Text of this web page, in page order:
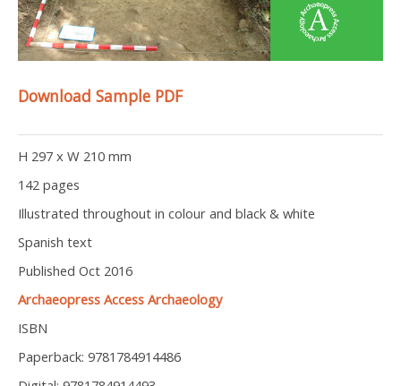
Download Sample PDF
H 297 x W 210 mm
142 pages
Illustrated throughout in colour and black & white
Spanish text
Published Oct 2016
Archaeopress Access Archaeology
ISBN
Paperback: 9781784914486